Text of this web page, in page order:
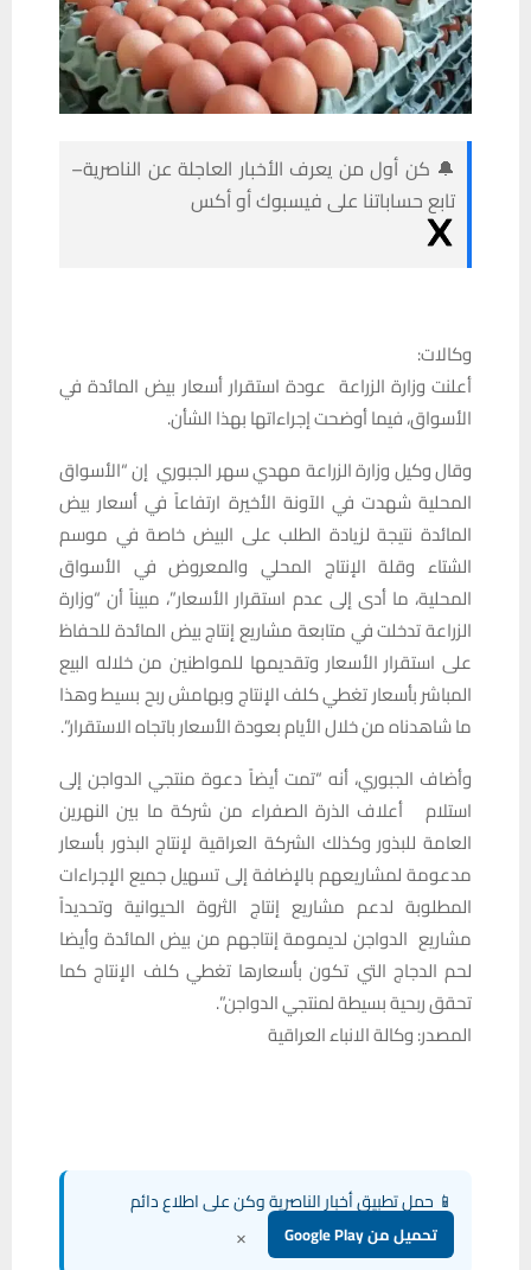
🔔 كن أول من يعرف الأخبار العاجلة عن الناصرية–
تابع حساباتنا على فيسبوك أو أكس
وكالات:
أعلنت وزارة الزراعة عودة استقرار أسعار بيض المائدة في
الأسواق، فيما أوضحت إجراءاتها بهذا الشأن.
وقال وكيل وزارة الزراعة مهدي سهر الجبوري إن “الأسواق
المحلية شهدت في الآونة الأخيرة ارتفاعاً في أسعار بيض
المائدة نتيجة لزيادة الطلب على البيض خاصة في موسم
الشتاء وقلة الإنتاج المحلي والمعروض في الأسواق
المحلية، ما أدى إلى عدم استقرار الأسعار”، مبيناً أن “وزارة
الزراعة تدخلت في متابعة مشاريع إنتاج بيض المائدة للحفاظ
على استقرار الأسعار وتقديمها للمواطنين من خلاله البيع
المباشر بأسعار تغطي كلف الإنتاج وبهامش ربح بسيط وهذا
ما شاهدناه من خلال الأيام بعودة الأسعار باتجاه الاستقرار”.
وأضاف الجبوري، أنه “تمت أيضاً دعوة منتجي الدواجن إلى
استلام أعلاف الذرة الصفراء من شركة ما بين النهرين
العامة للبذور وكذلك الشركة العراقية لإنتاج البذور بأسعار
مدعومة لمشاريعهم بالإضافة إلى تسهيل جميع الإجراءات
المطلوبة لدعم مشاريع إنتاج الثروة الحيوانية وتحديداً
مشاريع الدواجن لديمومة إنتاجهم من بيض المائدة وأيضا
لحم الدجاج التي تكون بأسعارها تغطي كلف الإنتاج كما
تحقق ربحية بسيطة لمنتجي الدواجن”.
المصدر: وكالة الانباء العراقية
📱 حمل تطبيق أخبار الناصرية وكن على اطلاع دائم
تحميل من Google Play ×